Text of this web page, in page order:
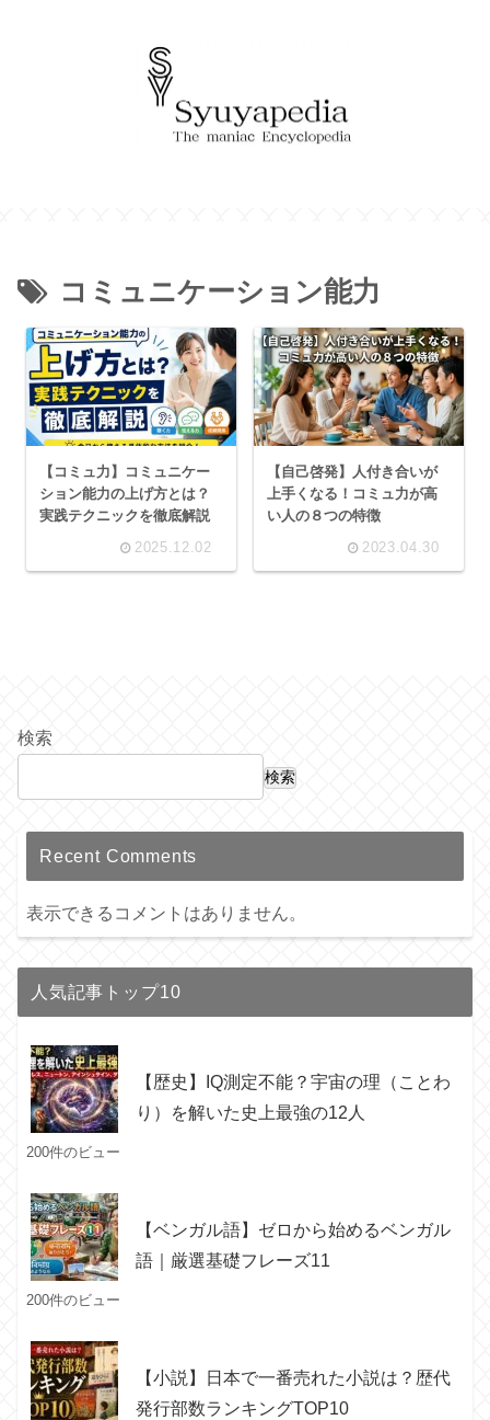
コミュニケーション能力
【コミュ力】コミュニケー
ション能力の上げ方とは？
実践テクニックを徹底解説
2025.12.02
【自己啓発】人付き合いが
上手くなる！コミュ力が高
い人の８つの特徴
2023.04.30
検索
検索
Recent Comments
表示できるコメントはありません。
人気記事トップ10
【歴史】IQ測定不能？宇宙の理（ことわ
り）を解いた史上最強の12人
200件のビュー
【ベンガル語】ゼロから始めるベンガル
語｜厳選基礎フレーズ11
200件のビュー
【小説】日本で一番売れた小説は？歴代
発行部数ランキングTOP10